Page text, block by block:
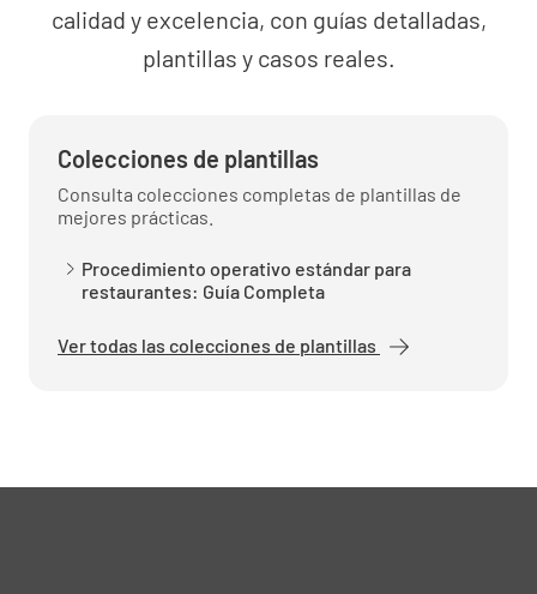
calidad y excelencia, con guías detalladas,
plantillas y casos reales.
Colecciones de plantillas
Consulta colecciones completas de plantillas de
mejores prácticas.
Procedimiento operativo estándar para
restaurantes: Guía Completa
Ver todas las colecciones de plantillas